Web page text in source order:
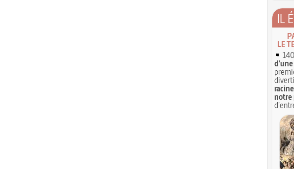
IL
LE
d'une
notre